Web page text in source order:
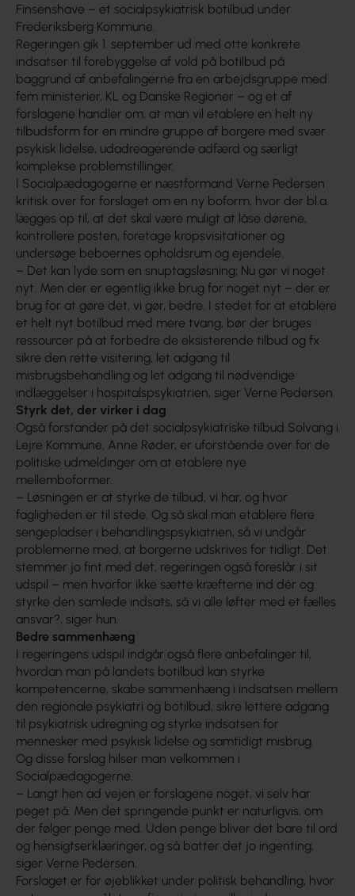
Finsenshave – et socialpsykiatrisk botilbud under
Frederiksberg Kommune.
Regeringen gik 1. september ud med otte konkrete
indsatser til forebyggelse af vold på botilbud på
baggrund af anbefalingerne fra en arbejdsgruppe med
fem ministerier, KL og Danske Regioner – og et af
forslagene handler om, at man vil etablere en helt ny
tilbudsform for en mindre gruppe af borgere med svær
psykisk lidelse, udadreagerende adfærd og særligt
komplekse problemstillinger.
I Socialpædagogerne er næstformand Verne Pedersen
kritisk over for forslaget om en ny boform, hvor der bl.a.
lægges op til, at det skal være muligt at låse dørene,
kontrollere posten, foretage kropsvisitationer og
undersøge beboernes opholdsrum og ejendele.
– Det kan lyde som en snuptagsløsning; Nu gør vi noget
nyt. Men der er egentlig ikke brug for noget nyt – der er
brug for at gøre det, vi gør, bedre. I stedet for at etablere
et helt nyt botilbud med mere tvang, bør der bruges
ressourcer på at forbedre de eksisterende tilbud og fx
sikre den rette visitering, let adgang til
misbrugsbehandling og let adgang til nødvendige
indlæggelser i hospitalspsykiatrien, siger Verne Pedersen.
Styrk det, der virker i dag
Også forstander på det socialpsykiatriske tilbud Solvang i
Lejre Kommune, Anne Røder, er uforstående over for de
politiske udmeldinger om at etablere nye
mellemboformer.
– Løsningen er at styrke de tilbud, vi har, og hvor
fagligheden er til stede. Og så skal man etablere flere
sengepladser i behandlingspsykiatrien, så vi undgår
problemerne med, at borgerne udskrives for tidligt. Det
stemmer jo fint med det, regeringen også foreslår i sit
udspil – men hvorfor ikke sætte kræfterne ind dér og
styrke den samlede indsats, så vi alle løfter med et fælles
ansvar?, siger hun.
Bedre sammenhæng
I regeringens udspil indgår også flere anbefalinger til,
hvordan man på landets botilbud kan styrke
kompetencerne, skabe sammenhæng i indsatsen mellem
den regionale psykiatri og botilbud, sikre lettere adgang
til psykiatrisk udregning og styrke indsatsen for
mennesker med psykisk lidelse og samtidigt misbrug.
Og disse forslag hilser man velkommen i
Socialpædagogerne.
– Langt hen ad vejen er forslagene noget, vi selv har
peget på. Men det springende punkt er naturligvis, om
der følger penge med. Uden penge bliver det bare til ord
og hensigts­erklæringer, og så batter det jo ingenting,
siger Verne Pedersen.
Forslaget er for øjeblikket under politisk behandling, hvor